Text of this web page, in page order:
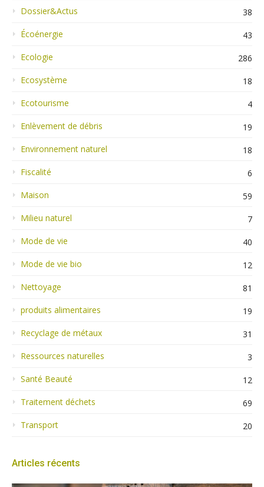
Dossier&Actus
38
Écoénergie
43
Ecologie
286
Ecosystème
18
Ecotourisme
4
Enlèvement de débris
19
Environnement naturel
18
Fiscalité
6
Maison
59
Milieu naturel
7
Mode de vie
40
Mode de vie bio
12
Nettoyage
81
produits alimentaires
19
Recyclage de métaux
31
Ressources naturelles
3
Santé Beauté
12
Traitement déchets
69
Transport
20
Articles récents